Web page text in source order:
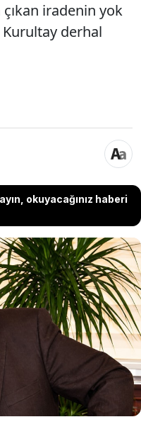
iradenin yok
Kurultay derhal
okuyacağınız haberi
Barış Can, 38.
butlanla iptal edilmesine
çıkan iradenin
edilemez. Kurultay